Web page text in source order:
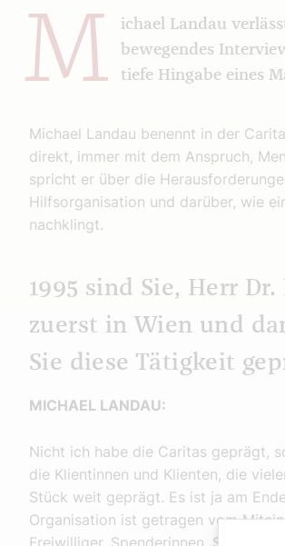
M
ichael Landau
bewegendes
tiefe Hingabe eines
Michael Landau benennt in der
direkt, immer mit dem Anspruch,
spricht er über die
Hilfsorganisation und darüber, wie
nachklingt.
1995 sind Sie, Herr
zuerst in Wien und
Sie diese Tätigkeit
MICHAEL LANDAU:
Nicht ich habe die Caritas geprägt,
die Klientinnen und Klienten, die
Stück weit geprägt. Es ist ja am
Organisation ist getragen vom
Freiwilliger, Spenderinnen, Spender,